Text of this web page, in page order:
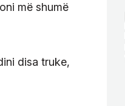
më shumë
disa truke,